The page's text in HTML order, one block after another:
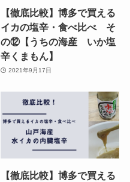
【徹底比較】博多で買える
イカの塩辛・食べ比べ そ
の⑫【うちの海産 いか塩
辛くまもん】
2021年9月17日
【徹底比較】博多で買える